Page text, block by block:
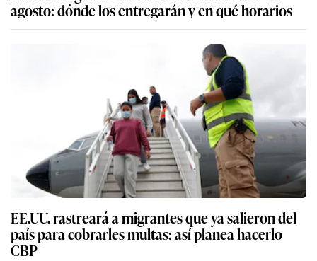
agosto: dónde los entregarán y en qué horarios
EE.UU. rastreará a migrantes que ya salieron del
país para cobrarles multas: así planea hacerlo
CBP